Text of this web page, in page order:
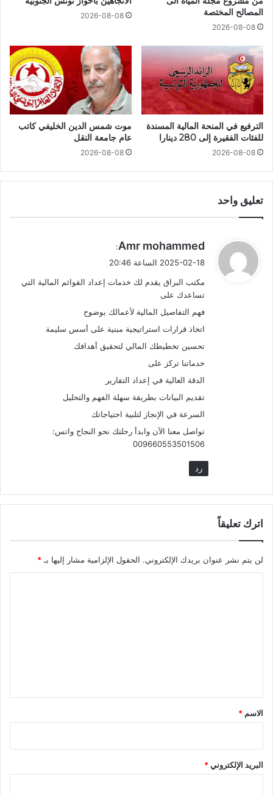
المصالح المختصة
2026-08-08
2026-08-08
الترفيع في المنحة المالية المسندة
للفئات الفقيرة إلى 280 دينارا
2026-08-08
موت شمس الدين الخليفي كاتب
عام جامعة النقل
2026-08-08
تعليق واحد
ي
ل
Amr mohammed
:
2025-02-18 الساعة 20:46
مكتب البراق يقدم لك خدمات إعداد القوائم المالية التي
تساعدك على
فهم التفاصيل المالية لأعمالك بوضوح
اتخاذ قرارات استراتيجية مبنية على أسس سليمة
تحسين تخطيطك المالي لتحقيق أهدافك
خدماتنا تركز على
الدقة العالية في إعداد التقارير
تقديم البيانات بطريقة سهلة الفهم والتحليل
السرعة في الإنجاز لتلبية احتياجاتك
تواصل معنا الآن وابدأ رحلتك نحو النجاح واتس:
009660553501506
رد
اترك تعليقاً
لن يتم نشر عنوان بريدك الإلكتروني. الحقول الإلزامية مشار إليها بـ *
*
الاسم *
البريد الإلكتروني*